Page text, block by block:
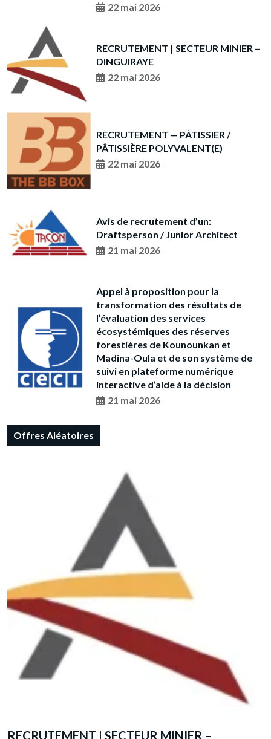
22 mai 2026
RECRUTEMENT | SECTEUR MINIER –
DINGUIRAYE
22 mai 2026
RECRUTEMENT — PÂTISSIER /
PÂTISSIÈRE POLYVALENT(E)
22 mai 2026
Avis de recrutement d’un:
Draftsperson / Junior Architect
21 mai 2026
Appel à proposition pour la
transformation des résultats de
l’évaluation des services
écosystémiques des réserves
forestières de Kounounkan et
Madina-Oula et de son système de
suivi en plateforme numérique
interactive d’aide à la décision
21 mai 2026
Offres Aléatoires
RECRUTEMENT | SECTEUR MINIER –